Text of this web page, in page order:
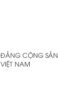
ĐẢNG CỘNG SẢN
VIỆT NAM